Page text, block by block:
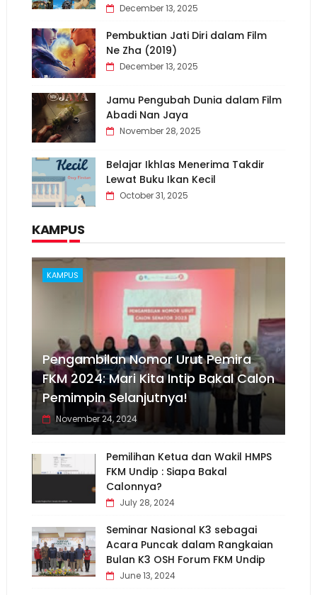
December 13, 2025
Pembuktian Jati Diri dalam Film
Ne Zha (2019)
December 13, 2025
Jamu Pengubah Dunia dalam Film
Abadi Nan Jaya
November 28, 2025
Belajar Ikhlas Menerima Takdir
Lewat Buku Ikan Kecil
October 31, 2025
KAMPUS
KAMPUS
Pengambilan Nomor Urut Pemira
FKM 2024: Mari Kita Intip Bakal Calon
Pemimpin Selanjutnya!
November 24, 2024
Pemilihan Ketua dan Wakil HMPS
FKM Undip : Siapa Bakal
Calonnya?
July 28, 2024
Seminar Nasional K3 sebagai
Acara Puncak dalam Rangkaian
Bulan K3 OSH Forum FKM Undip
June 13, 2024